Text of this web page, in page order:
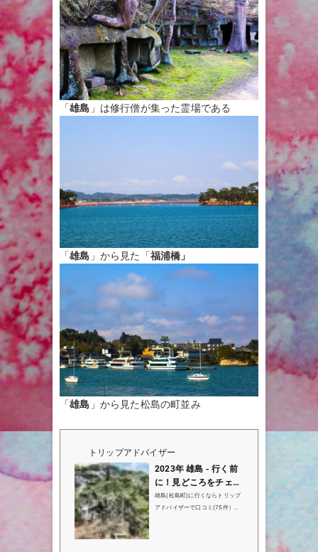
「雄島 」は修行僧が集った霊場である
「雄島 」から見た「福浦橋」
「雄島 」から見た松島の町並み
トリップアドバイザー
2023年 雄島 - 行く前
に！見どころをチェッ
ク - トリップアドバイ
ザー
雄島(松島町)に行くならトリップ
アドバイザーで口コミ(75件）、